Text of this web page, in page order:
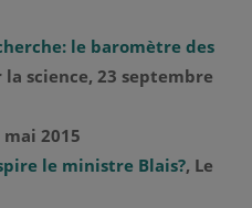
le baromètre des
la science, 23 septembre
mai 2015
le ministre Blais?, Le